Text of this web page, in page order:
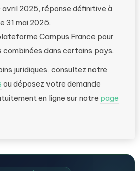
2025, réponse définitive à
31 mai 2025.
Campus France pour
combinées dans certains pays.
juridiques, consultez notre
ou déposez votre demande
en ligne sur notre page